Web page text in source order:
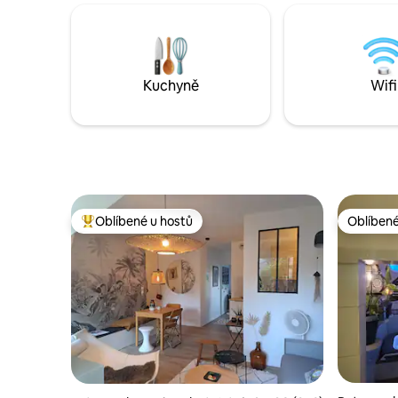
s masážním stolem a saunou • Obývací
pokoj s parním krbem a chytrou televizí •
Koupelna s dvojitou sprchou • Pohovka
od
hřiště
La
rychlý
Kuchyně Wifi
Nejlepší v kategorii Oblíbené u hostů
Oblíbené u hostů